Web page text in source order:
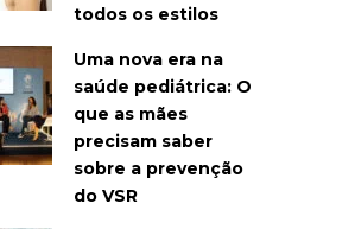
todos os estilos
Uma nova era na
saúde pediátrica: O
que as mães
precisam saber
sobre a prevenção
do VSR